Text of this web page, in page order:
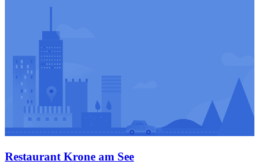
Restaurant Krone am See